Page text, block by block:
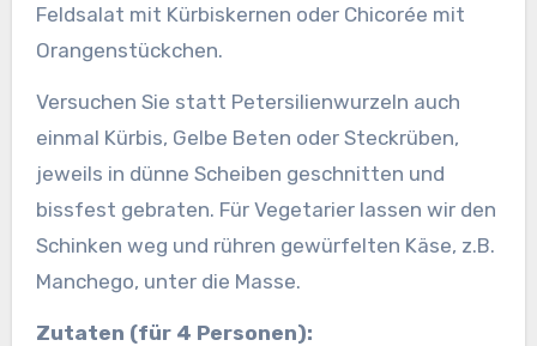
Feldsalat mit Kürbiskernen oder Chicorée mit
Orangenstückchen.
Versuchen Sie statt Petersilienwurzeln auch
einmal Kürbis, Gelbe Beten oder Steckrüben,
jeweils in dünne Scheiben geschnitten und
bissfest gebraten. Für Vegetarier lassen wir den
Schinken weg und rühren gewürfelten Käse, z.B.
Manchego, unter die Masse.
Zutaten (für 4 Personen):